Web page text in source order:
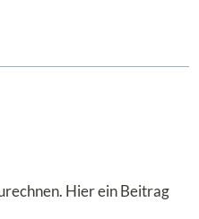
Hier ein Beitrag